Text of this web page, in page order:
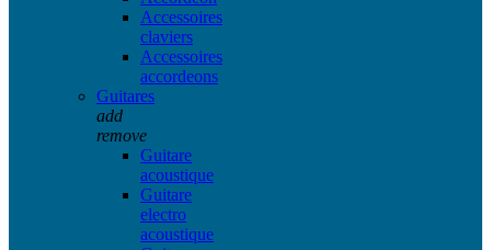
Accessoires
claviers
Accessoires
accordeons
Guitares
add
remove
Guitare
acoustique
Guitare
electro
acoustique